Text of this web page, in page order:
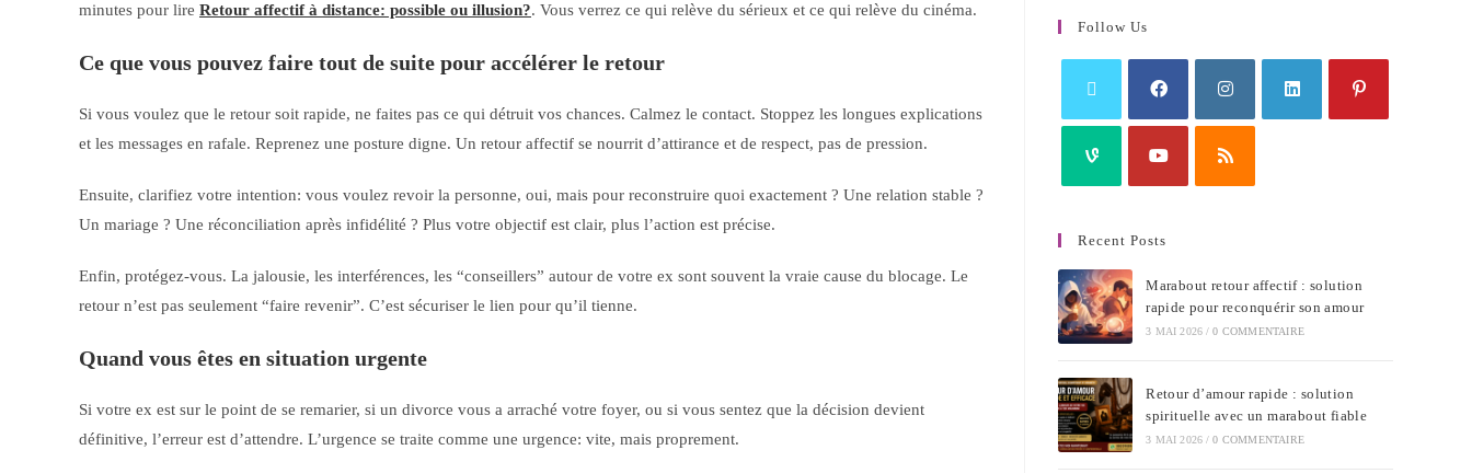
minutes pour lire Retour affectif à distance: possible ou illusion?. Vous verrez ce qui relève du sérieux et ce qui relève du cinéma.
Ce que vous pouvez faire tout de suite pour accélérer le retour
Si vous voulez que le retour soit rapide, ne faites pas ce qui détruit vos chances. Calmez le contact. Stoppez les longues explications
et les messages en rafale. Reprenez une posture digne. Un retour affectif se nourrit d’attirance et de respect, pas de pression.
Ensuite, clarifiez votre intention: vous voulez revoir la personne, oui, mais pour reconstruire quoi exactement ? Une relation stable ?
Un mariage ? Une réconciliation après infidélité ? Plus votre objectif est clair, plus l’action est précise.
Enfin, protégez-vous. La jalousie, les interférences, les “conseillers” autour de votre ex sont souvent la vraie cause du blocage. Le
retour n’est pas seulement “faire revenir”. C’est sécuriser le lien pour qu’il tienne.
Quand vous êtes en situation urgente
Si votre ex est sur le point de se remarier, si un divorce vous a arraché votre foyer, ou si vous sentez que la décision devient
définitive, l’erreur est d’attendre. L’urgence se traite comme une urgence: vite, mais proprement.
Follow Us
Recent Posts
Marabout retour affectif : solution
rapide pour reconquérir son amour
3 MAI 2026 / 0 COMMENTAIRE
Retour d’amour rapide : solution
spirituelle avec un marabout fiable
3 MAI 2026 / 0 COMMENTAIRE